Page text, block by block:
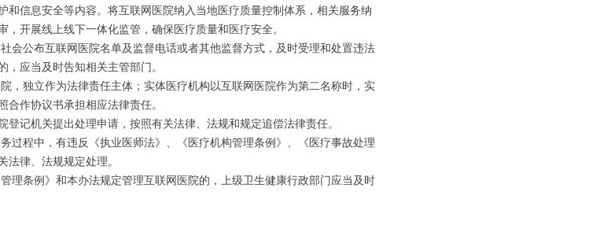
和信息安全等内容。将互联网医院纳入当地医疗质量控制体系，相关服务纳
开展线上线下一体化监管，确保医疗质量和医疗安全。
会公布互联网医院名单及监督电话或者其他监督方式，及时受理和处置违法
应当及时告知相关主管部门。
，独立作为法律责任主体；实体医疗机构以互联网医院作为第二名称时，实
作协议书承担相应法律责任。
记机关提出处理申请，按照有关法律、法规和规定追偿法律责任。
过程中，有违反《执业医师法》、《医疗机构管理条例》、《医疗事故处理
法律、法规规定处理。
理条例》和本办法规定管理互联网医院的，上级卫生健康行政部门应当及时